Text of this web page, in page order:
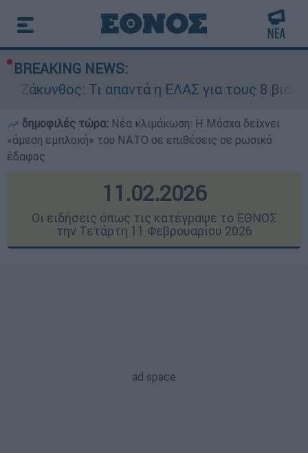
BREAKING NEWS:
απαντά η ΕΛΑΣ για τους 8 βιασμούς
δημοφιλές τώρα: Νέα κλιμάκωση: Η Μόσχα δείχνει
«άμεση εμπλοκή» του ΝΑΤΟ σε επιθέσεις σε ρωσικό
έδαφος
11.02.2026
Οι ειδήσεις όπως τις κατέγραψε το ΕΘΝΟΣ
την Τετάρτη 11 Φεβρουαρίου 2026